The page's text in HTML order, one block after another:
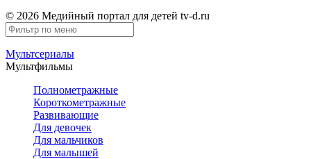
© 2026 Медийный портал для детей tv-d.ru
Мультсериалы
Мультфильмы
Полнометражные
Короткометражные
Развивающие
Для девочек
Для мальчиков
Для малышей